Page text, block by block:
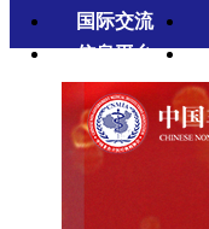
国际交流
信息平台